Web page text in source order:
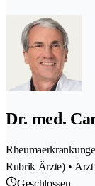
Dr. med.
Rubrik Ärzte) • Arzt
Geschlossen